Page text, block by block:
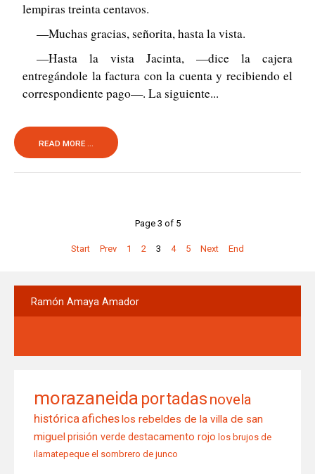
lempiras treinta centavos.
—Muchas gracias, señorita, hasta la vista.
—Hasta la vista Jacinta, —dice la cajera
entregándole la factura con la cuenta y recibiendo el
correspondiente pago—. La siguiente...
READ MORE ...
Page 3 of 5
Start Prev 1 2 3 4 5 Next End
Ramón Amaya Amador
morazaneida portadas novela
histórica aficheslos rebeldes de la villa de san
miguelprisión verde destacamento rojo los brujos de
ilamatepeque el sombrero de junco